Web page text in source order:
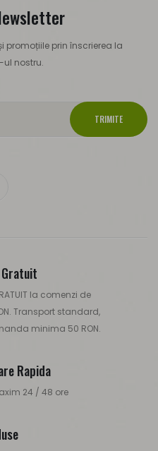
promoțiile prin înscrierea la
ul nostru.
TRIMITE
la comenzi de
Transport standard,
minima 50 RON.
Rapida
24 / 48 ore